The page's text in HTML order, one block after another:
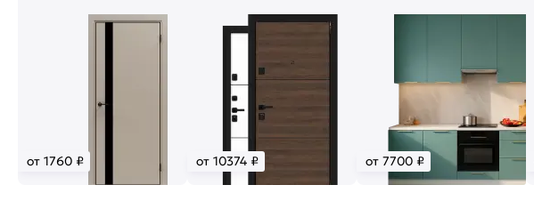
от 1760 ₽ от 10374 ₽ от 7700 ₽